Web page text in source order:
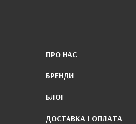
ПРО НАС
БРЕНДИ
БЛОГ
ДОСТАВКА І ОПЛАТА